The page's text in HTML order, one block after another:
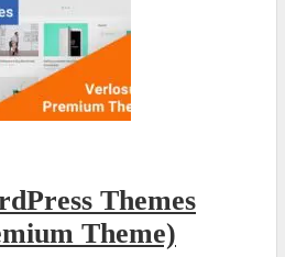
Themes
Theme)